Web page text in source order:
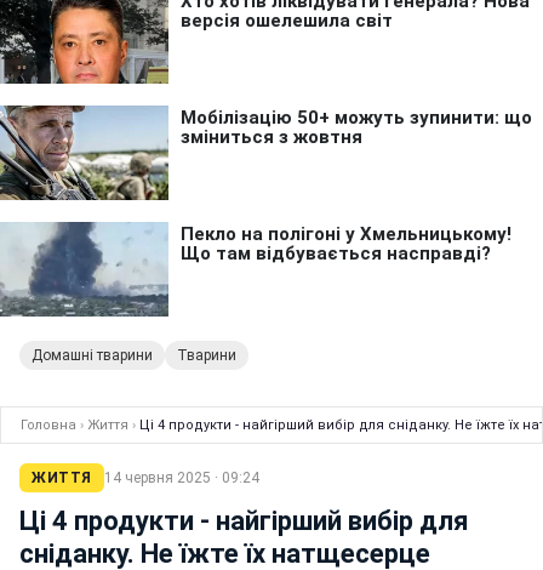
Домашні тварини Тварини
Головна › Життя › Ці 4 продукти - найгірший вибір для сніданку. Не їжте їх
ЖИТТЯ 14 червня 2025 · 09:24
Ці 4 продукти - найгірший вибір для
сніданку. Не їжте їх натщесерце